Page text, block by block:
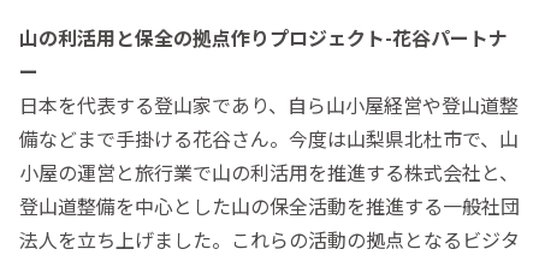
山の利活用と保全の拠点作りプロジェクト-花谷パートナ
ー
日本を代表する登山家であり、自ら山小屋経営や登山道整
備などまで手掛ける花谷さん。今度は山梨県北杜市で、山
小屋の運営と旅行業で山の利活用を推進する株式会社と、
登山道整備を中心とした山の保全活動を推進する一般社団
法人を立ち上げました。これらの活動の拠点となるビジタ